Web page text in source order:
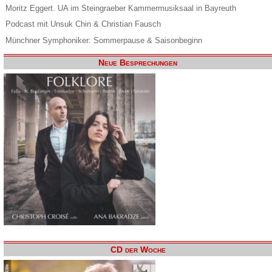
Moritz Eggert. UA im Steingraeber Kammermusiksaal in Bayreuth
Podcast mit Unsuk Chin & Christian Fausch
Münchner Symphoniker: Sommerpause & Saisonbeginn
Neue Besprechungen
CD der Woche